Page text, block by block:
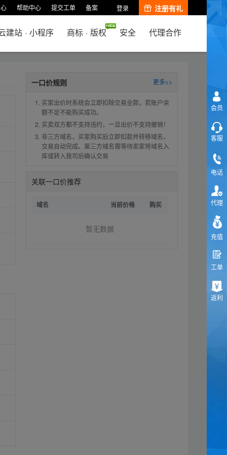
帮助中心 提交工单 备案 登录 注册有礼
建站 · 小程序 商标 · 版权 安全 代理合作
一口价规则 更多>>
买家出价时系统会立即扣除交易全款，若账户余
额不足不能购买成功。
买卖双方都不支持违约，一旦出价不支持撤销！
非三方域名，买家购买后立即扣款并转移域名，
交易自动完成。第三方域名需等待卖家将域名入
库或转入我司后确认交易
关联一口价推荐
域名 当前价格 购买
暂无数据
会员
客服
电话
代理
充值
工单
返利